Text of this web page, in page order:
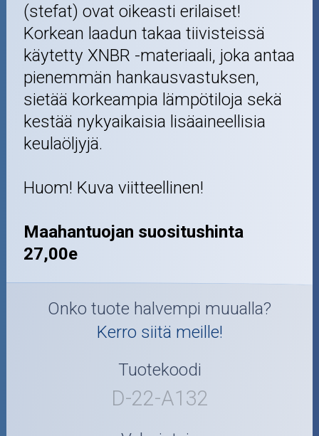
(stefat) ovat oikeasti erilaiset!
Korkean laadun takaa tiivisteissä
käytetty XNBR -materiaali, joka antaa
pienemmän hankausvastuksen,
sietää korkeampia lämpötiloja sekä
kestää nykyaikaisia lisäaineellisia
keulaöljyjä.
Huom! Kuva viitteellinen!
Maahantuojan suositushinta
27,00e
Onko tuote halvempi muualla?
Kerro siitä meille!
Tuotekoodi
D-22-A132